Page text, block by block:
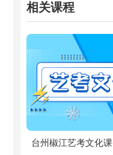
相关课程
台州椒江艺考文化课